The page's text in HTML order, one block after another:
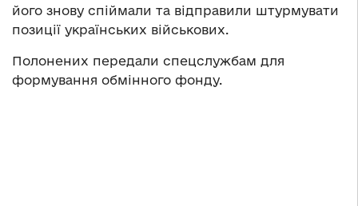
його знову спіймали та відправили штурмувати
позиції українських військових.
Полонених передали спецслужбам для
формування обмінного фонду.